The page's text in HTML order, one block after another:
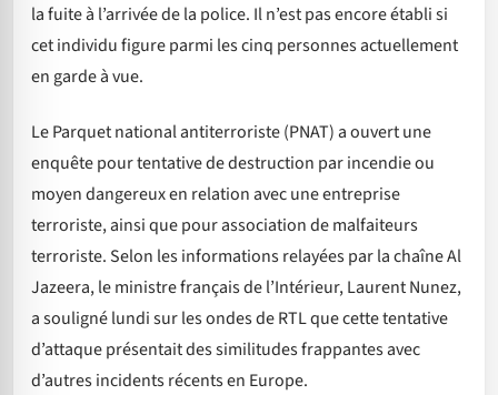
la fuite à l’arrivée de la police. Il n’est pas encore établi si
cet individu figure parmi les cinq personnes actuellement
en garde à vue.
Le Parquet national antiterroriste (PNAT) a ouvert une
enquête pour tentative de destruction par incendie ou
moyen dangereux en relation avec une entreprise
terroriste, ainsi que pour association de malfaiteurs
terroriste. Selon les informations relayées par la chaîne Al
Jazeera, le ministre français de l’Intérieur, Laurent Nunez,
a souligné lundi sur les ondes de RTL que cette tentative
d’attaque présentait des similitudes frappantes avec
d’autres incidents récents en Europe.